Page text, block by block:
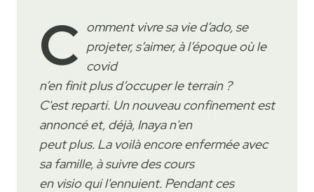
C omment vivre sa vie d’ado, se
projeter, s’aimer, à l’époque où le
covid
n’en finit plus d’occuper le terrain ?
C'est reparti. Un nouveau confinement est
annoncé et, déjà, Inaya n'en
peut plus. La voilà encore enfermée avec
sa famille, à suivre des cours
en visio qui l'ennuient. Pendant ces